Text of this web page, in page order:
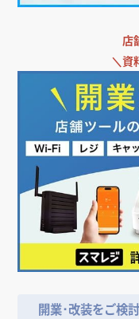
店
＼資
開業･改装をご検